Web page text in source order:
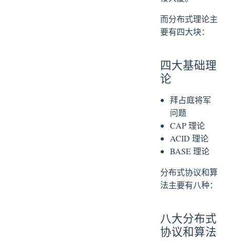
而分布式理论主
要有四大块：
四大基础理
论
拜占庭将军
问题
CAP 理论
ACID 理论
BASE 理论
分布式协议和算
法主要有八种：
八大分布式
协议和算法